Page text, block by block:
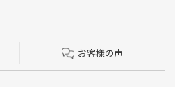
お客様の声